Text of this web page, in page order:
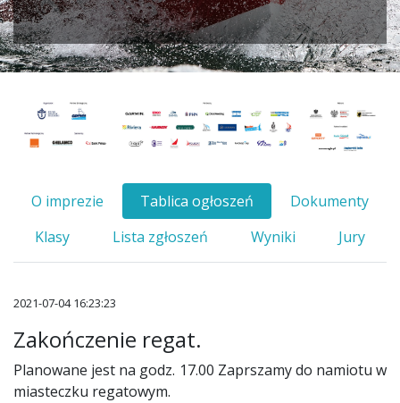
O imprezie Tablica ogłoszeń
Dokumenty
Klasy
Lista zgłoszeń Wyniki Jury
2021-07-04 16:23:23
Zakończenie regat.
Planowane jest na godz. 17.00 Zaprszamy do namiotu w
miasteczku regatowym.